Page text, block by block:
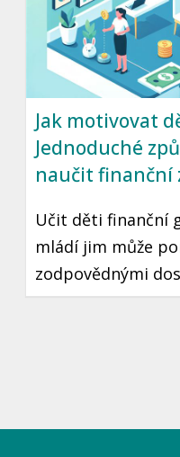
funguje a jak ho
investiční
Jak motivovat
Jednoduché
naučit finanční
Učit děti finanční
mládí jim může
zodpovědnými
které si osvojí,